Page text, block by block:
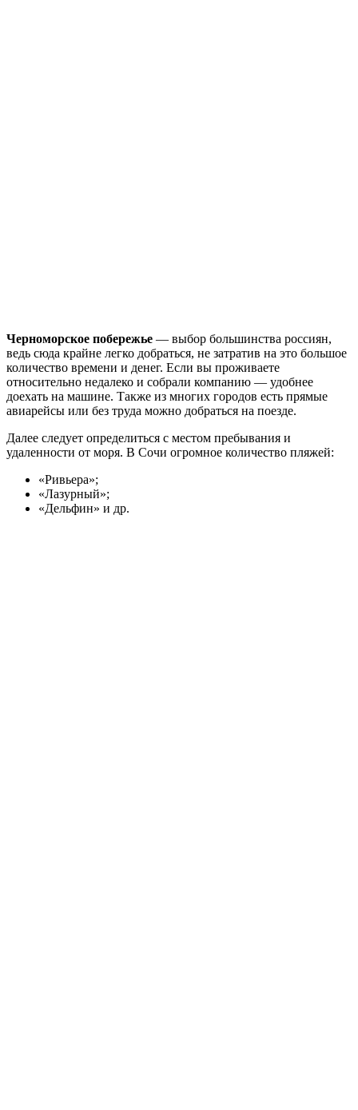
Черноморское побережье — выбор большинства россиян,
ведь сюда крайне легко добраться, не затратив на это большое
количество времени и денег. Если вы проживаете
относительно недалеко и собрали компанию — удобнее
доехать на машине. Также из многих городов есть прямые
авиарейсы или без труда можно добраться на поезде.
Далее следует определиться с местом пребывания и
удаленности от моря. В Сочи огромное количество пляжей:
«Ривьера»;
«Лазурный»;
«Дельфин» и др.